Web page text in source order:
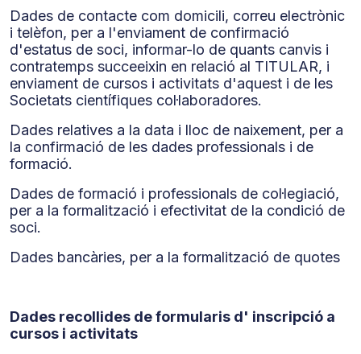
Dades de contacte com domicili, correu electrònic
i telèfon, per a l'enviament de confirmació
d'estatus de soci, informar-lo de quants canvis i
contratemps succeeixin en relació al TITULAR, i
enviament de cursos i activitats d'aquest i de les
Societats científiques col·laboradores.
Dades relatives a la data i lloc de naixement, per a
la confirmació de les dades professionals i de
formació.
Dades de formació i professionals de col·legiació,
per a la formalització i efectivitat de la condició de
soci.
Dades bancàries, per a la formalització de quotes
Dades recollides de formularis d' inscripció a
cursos i activitats